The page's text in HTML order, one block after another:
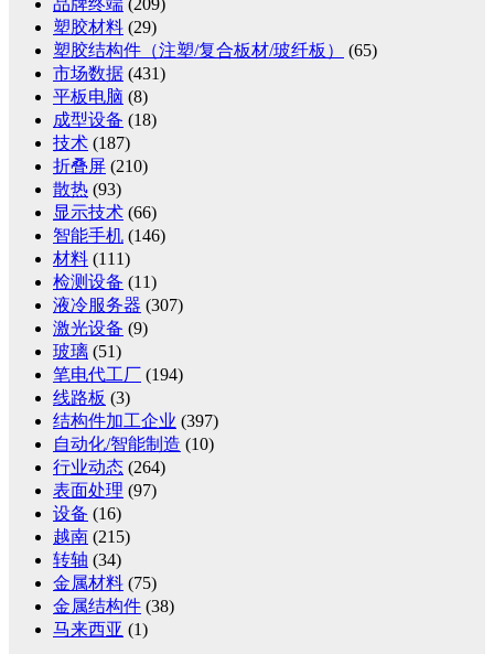
品牌终端 (209)
塑胶材料 (29)
塑胶结构件（注塑/复合板材/玻纤板）
(65)
市场数据 (431)
平板电脑 (8)
成型设备 (18)
技术 (187)
折叠屏 (210)
散热 (93)
显示技术 (66)
智能手机 (146)
材料 (111)
检测设备 (11)
液冷服务器 (307)
激光设备 (9)
玻璃 (51)
笔电代工厂 (194)
线路板 (3)
结构件加工企业 (397)
自动化/智能制造 (10)
行业动态 (264)
表面处理 (97)
设备 (16)
越南 (215)
转轴 (34)
金属材料 (75)
金属结构件 (38)
马来西亚 (1)